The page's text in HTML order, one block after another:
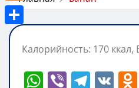
Калорийность: 170 ккал,
W Vi T V
Odnoklassniki
Отправить